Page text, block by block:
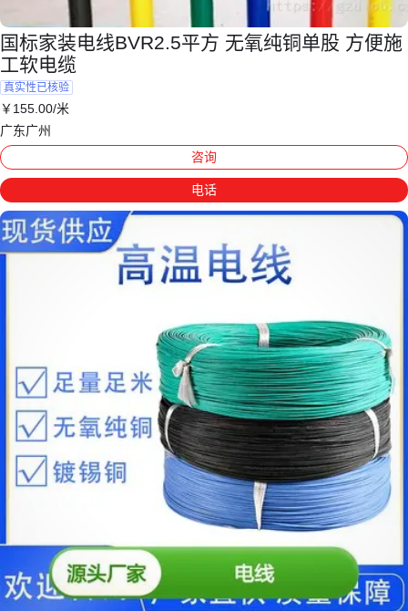
国标家装电线BVR2.5平方 无氧纯铜单股 方便施
工软电缆
真实性已核验
￥ 155 .00/米
广东广州
咨询
电话